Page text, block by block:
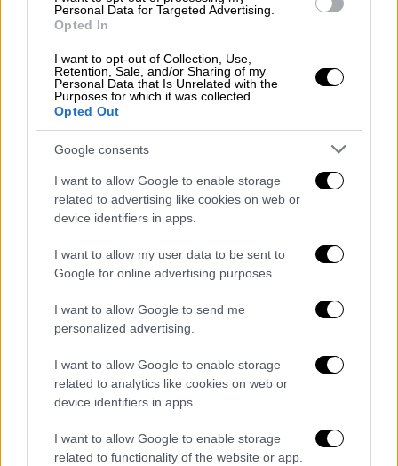
Personal Data for Targeted Advertising.
Opted In
I want to opt-out of Collection, Use,
Retention, Sale, and/or Sharing of my
Personal Data that Is Unrelated with the
Purposes for which it was collected.
Opted Out
Google consents
I want to allow Google to enable storage
related to advertising like cookies on web or
device identifiers in apps.
I want to allow my user data to be sent to
Google for online advertising purposes.
I want to allow Google to send me
personalized advertising.
I want to allow Google to enable storage
related to analytics like cookies on web or
device identifiers in apps.
I want to allow Google to enable storage
related to functionality of the website or app.
οποιαδήποτε κίνηση πάντως ο νέος
υπουργός Υγείας θα πρέπει να παίρνει το
πράσινο φως από τον ίδιο τον πρωθυπουργό
ο οποίος έχει δηλώσει πολλές φορές ότι θα
ασχοληθεί προσωπικά με το υπουργείο
Υγείας.
Από τον
πολλά «κλικ» δηλώνει χαριτολογώντας η
εκπαιδευτική κοινότητα καλωσορίζοντας,
στο υπουργείο Παιδείας, έναν από τους
πλέον επιτυχημένους υπουργούς της
προηγούμενης κυβέρνησης.
Αν και λέγεται ότι η καρέκλα του υπουργού
Παιδείας είναι «ηλεκτρική» όλοι περιμένουν
από κ. Πιερρακάκη να προχωρήσει σε
σοβαρές μεταρρυθμίσεις, σε όλες τις
βαθμίδες της εκπαίδευσης, να διορθώσει
αστοχίες και λάθη, να προωθήσει
καινοτομίες οι οποίες θα απαλλάξουν την